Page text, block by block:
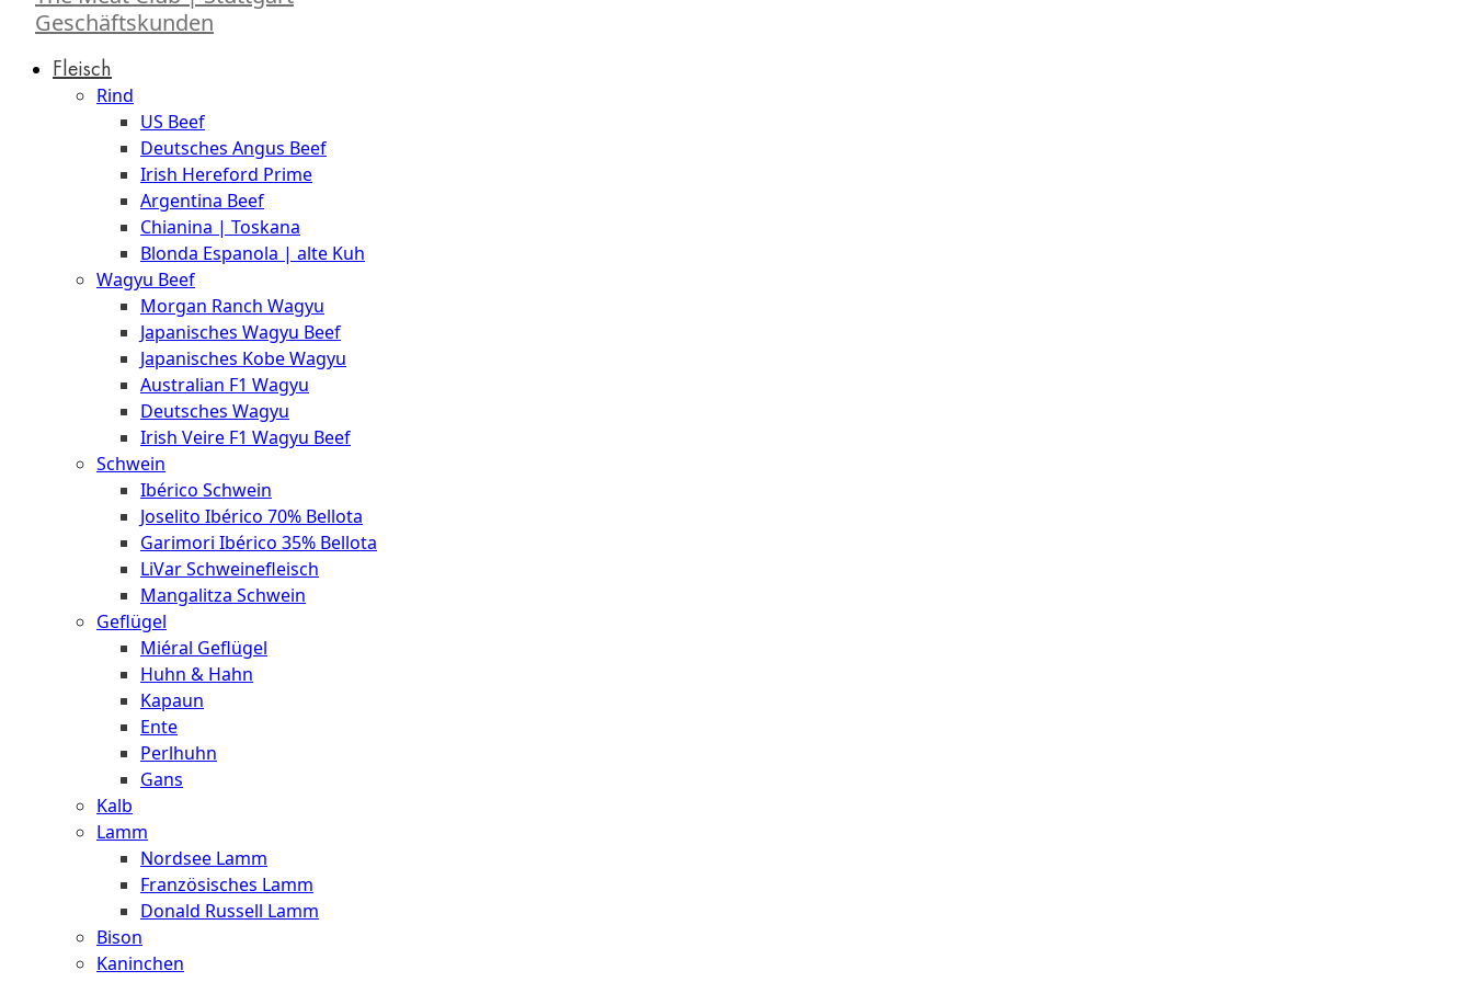
Geschäftskunden
Fleisch
Rind
US Beef
Deutsches Angus Beef
Irish Hereford Prime
Argentina Beef
Chianina | Toskana
Blonda Espanola | alte Kuh
Wagyu Beef
Morgan Ranch Wagyu
Japanisches Wagyu Beef
Japanisches Kobe Wagyu
Australian F1 Wagyu
Deutsches Wagyu
Irish Veire F1 Wagyu Beef
Schwein
Ibérico Schwein
Joselito Ibérico 70% Bellota
Garimori Ibérico 35% Bellota
LiVar Schweinefleisch
Mangalitza Schwein
Geflügel
Miéral Geflügel
Huhn & Hahn
Kapaun
Ente
Perlhuhn
Gans
Kalb
Lamm
Nordsee Lamm
Französisches Lamm
Donald Russell Lamm
Bison
Kaninchen